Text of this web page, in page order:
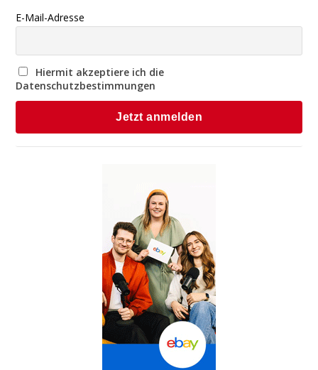
E-Mail-Adresse
Hiermit akzeptiere ich die
Datenschutzbestimmungen